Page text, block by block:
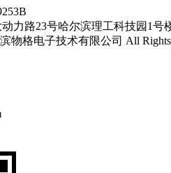
力路23号哈尔滨理工科技园1号
物格电子技术有限公司 All Rights